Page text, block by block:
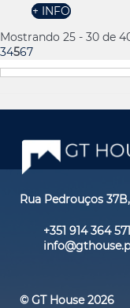
+ INFO
Mostrando 25 - 30 de
34567
Rua Pedrouços
+351 914 364 571
© GT House 2026